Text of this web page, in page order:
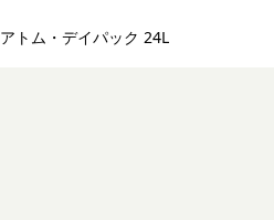
アトム・デイパック 24L